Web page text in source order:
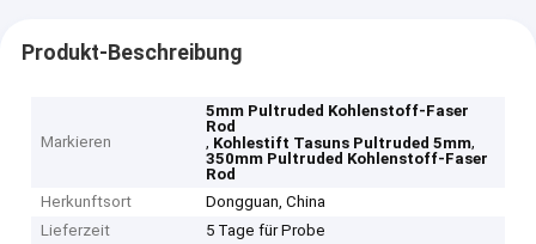
Produkt-Beschreibung
Markieren
5mm Pultruded Kohlenstoff-Faser
Rod
, Kohlestift Tasuns Pultruded 5mm,
350mm Pultruded Kohlenstoff-Faser
Rod
Herkunftsort
Dongguan, China
Lieferzeit
5 Tage für Probe